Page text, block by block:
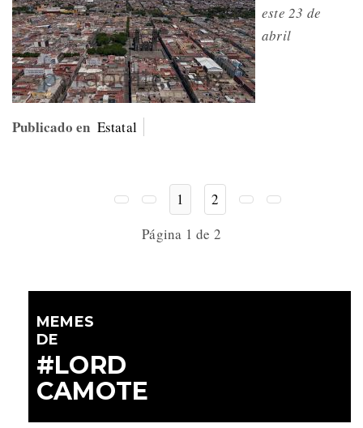
este 23 de
abril
Publicado en Estatal
1
2
Página 1 de 2
MEMES
DE
#LORD
CAMOTE